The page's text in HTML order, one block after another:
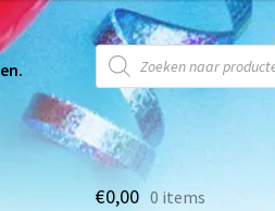
€0,00 0 items